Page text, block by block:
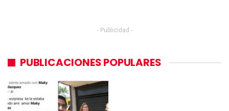
- Publicidad -
PUBLICACIONES POPULARES